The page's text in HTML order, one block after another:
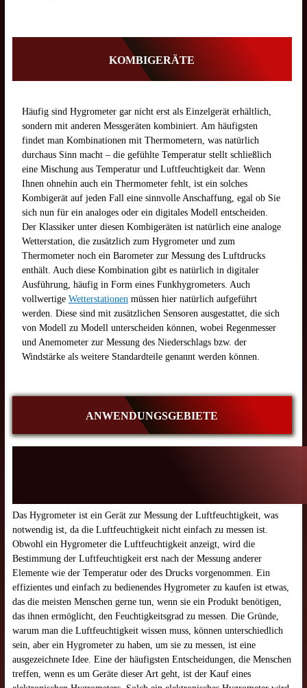
KOMBIGERÄTE
Häufig sind Hygrometer gar nicht erst als Einzelgerät erhältlich,
sondern mit anderen Messgeräten kombiniert. Am häufigsten
findet man Kombinationen mit Thermometern, was natürlich
durchaus Sinn macht – die gefühlte Temperatur stellt schließlich
eine Mischung aus Temperatur und Luftfeuchtigkeit dar. Wenn
Ihnen ohnehin auch ein Thermometer fehlt, ist ein solches
Kombigerät auf jeden Fall eine sinnvolle Anschaffung, egal ob Sie
sich nun für ein analoges oder ein digitales Modell entscheiden.
Der Klassiker unter diesen Kombigeräten ist natürlich eine analoge
Wetterstation, die zusätzlich zum Hygrometer und zum
Thermometer noch ein Barometer zur Messung des Luftdrucks
enthält. Auch diese Kombination gibt es natürlich in digitaler
Ausführung, häufig in Form eines Funkhygrometers. Auch
vollwertige Wetterstationenmüssen hier natürlich aufgeführt
werden. Diese sind mit zusätzlichen Sensoren ausgestattet, die sich
von Modell zu Modell unterscheiden können, wobei Regenmesser
und Anemometer zur Messung des Niederschlags bzw. der
Windstärke als weitere Standardteile genannt werden können.
ANWENDUNGSGEBIETE
Das Hygrometer ist ein Gerät zur Messung der Luftfeuchtigkeit, was
notwendig ist, da die Luftfeuchtigkeit nicht einfach zu messen ist.
Obwohl ein Hygrometer die Luftfeuchtigkeit anzeigt, wird die
Bestimmung der Luftfeuchtigkeit erst nach der Messung anderer
Elemente wie der Temperatur oder des Drucks vorgenommen. Ein
effizientes und einfach zu bedienendes Hygrometer zu kaufen ist etwas,
das die meisten Menschen gerne tun, wenn sie ein Produkt benötigen,
das ihnen ermöglicht, den Feuchtigkeitsgrad zu messen. Die Gründe,
warum man die Luftfeuchtigkeit wissen muss, können unterschiedlich
sein, aber ein Hygrometer zu haben, um sie zu messen, ist eine
ausgezeichnete Idee. Eine der häufigsten Entscheidungen, die Menschen
treffen, wenn es um Geräte dieser Art geht, ist der Kauf eines